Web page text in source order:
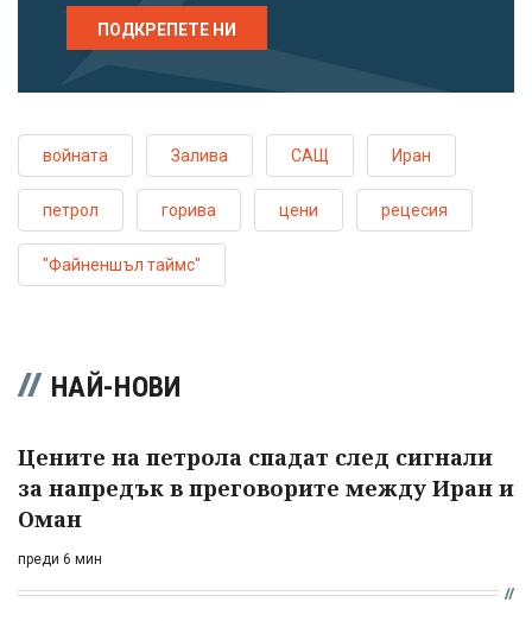
ПОДКРЕПЕТЕ НИ
войната Залива САЩ Иран
петрол горива цени рецесия
"Файненшъл таймс"
НАЙ-НОВИ
Цените на петрола спадат след сигнали
за напредък в преговорите между Иран и
Оман
преди 6 мин